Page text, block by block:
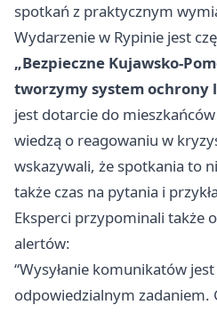
spotkań z praktycznym
Wydarzenie w Rypinie jest
„Bezpieczne Kujawsko-
tworzymy system ochrony
jest dotarcie do
wiedzą o reagowaniu w
wskazywali, że spotkania to
także czas na pytania i
Eksperci przypominali także
alertów:
“Wysyłanie komunikatów
odpowiedzialnym